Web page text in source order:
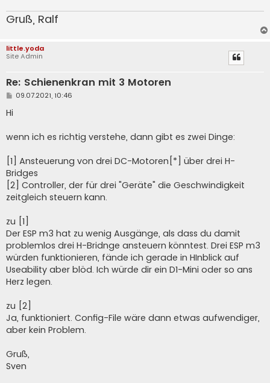
Gruß, Ralf
little.yoda
Site Admin
Re: Schienenkran mit 3 Motoren
B
a
g
09.07.2021, 10:46
Hi
wenn ich es richtig verstehe, dann gibt es zwei Dinge:
[1] Ansteuerung von drei DC-Motoren[*] über drei H-
Bridges
[2] Controller, der für drei "Geräte" die Geschwindigkeit
zeitgleich steuern kann.
zu [1]
Der ESP m3 hat zu wenig Ausgänge, als dass du damit
problemlos drei H-Bridnge ansteuern könntest. Drei ESP m3
würden funktionieren, fände ich gerade in HInblick auf
Useability aber blöd. Ich würde dir ein D1-Mini oder so ans
Herz legen.
zu [2]
Ja, funktioniert. Config-File wäre dann etwas aufwendiger,
aber kein Problem.
Gruß,
Sven